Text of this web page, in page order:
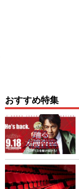
おすすめ特集